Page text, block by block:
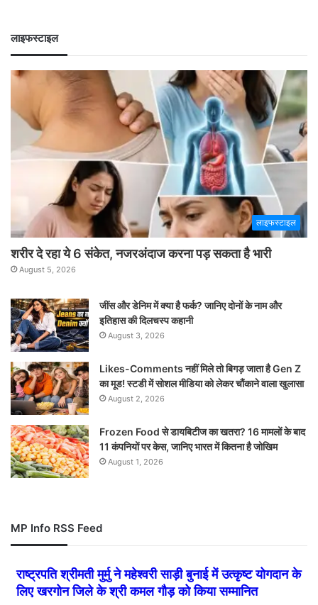
लाइफस्टाइल
लाइफस्टाइल
शरीर दे रहा ये 6 संकेत, नजरअंदाज करना पड़ सकता है भारी
August 5, 2026
जींस और डेनिम में क्या है फर्क? जानिए दोनों के नाम और
इतिहास की दिलचस्प कहानी
August 3, 2026
Likes-Comments नहीं मिले तो बिगड़ जाता है Gen Z
का मूड! स्टडी में सोशल मीडिया को लेकर चौंकाने वाला खुलासा
August 2, 2026
Frozen Food से डायबिटीज का खतरा? 16 मामलों के बाद
11 कंपनियों पर केस, जानिए भारत में कितना है जोखिम
August 1, 2026
MP Info RSS Feed